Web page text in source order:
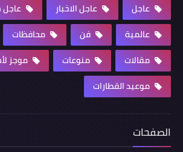
عاجل
عاجل الاخبار
عاجل
عالمية
فن محافظات
مقالات
منوعات
موجز
موعيد القطارات
الصفحات